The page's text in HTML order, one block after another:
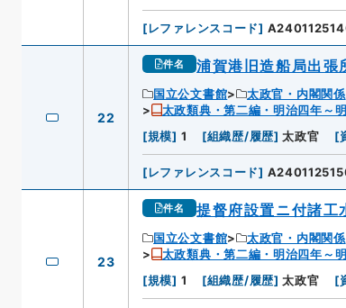
[レファレンスコード]
22
件名 浦賀港旧造船局出張
国立公文書館 太政官・内閣関係
太政類典・第二編・明治四年～
[規模] 1 [組織歴/履歴] 太政官 [
[レファレンスコード]
23
件名 提督府設置ニ付諸工
国立公文書館 太政官・内閣関係
太政類典・第二編・明治四年～
[規模] 1 [組織歴/履歴] 太政官 [